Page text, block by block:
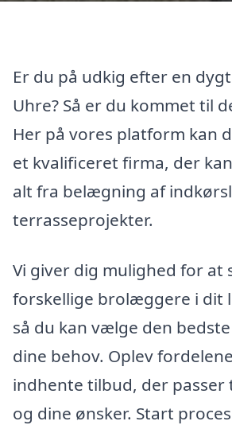
Er du på udkig efter en
Uhre? Så er du kommet til
Her på vores platform kan
et kvalificeret firma, der
alt fra belægning af
terrasseprojekter.
Vi giver dig mulighed for at
forskellige brolæggere i dit
så du kan vælge den
dine behov. Oplev
indhente tilbud, der
og dine ønsker. Start